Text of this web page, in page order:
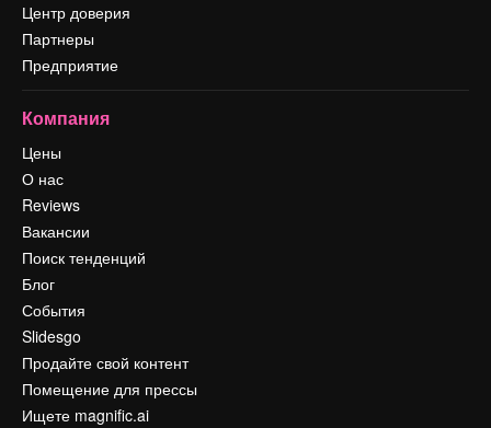
Центр доверия
Партнеры
Предприятие
Компания
Цены
О нас
Reviews
Вакансии
Поиск тенденций
Блог
События
Slidesgo
Продайте свой контент
Помещение для прессы
Ищете magnific.ai